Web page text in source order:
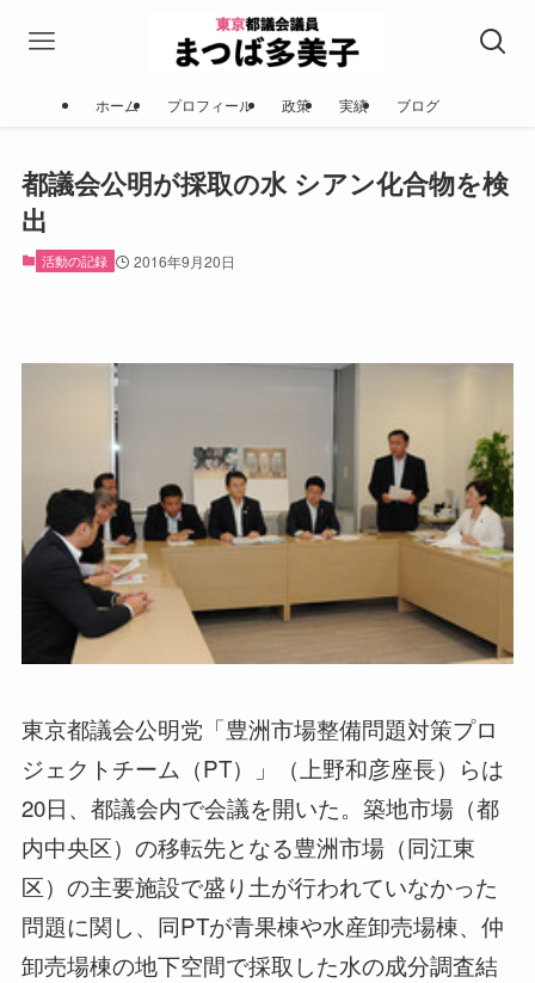
ホーム プロフィール 政策 実績 ブログ
都議会公明が採取の水 シアン化合物を検
出
活動の記録 2016年9月20日
東京都議会公明党「豊洲市場整備問題対策プロ
ジェクトチーム（PT）」（上野和彦座長）らは
20日、都議会内で会議を開いた。築地市場（都
内中央区）の移転先となる豊洲市場（同江東
区）の主要施設で盛り土が行われていなかった
問題に関し、同PTが青果棟や水産卸売場棟、仲
卸売場棟の地下空間で採取した水の成分調査結